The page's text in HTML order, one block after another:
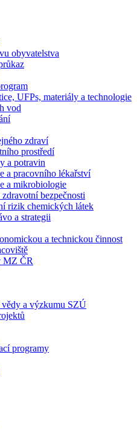
obyvatelstva
UFPs, materiály a technologie
vod
zdraví
prostředí
a potravin
a pracovního lékařství
a mikrobiologie
bezpečnosti
rizik chemických látek
a strategii
a technickou činnost
MZ ČR
a výzkumu SZÚ
programy